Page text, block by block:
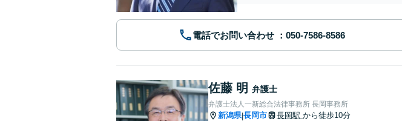
電話でお問い合わせ
佐藤 明 弁護士
弁護士法人一新総合法律事務所 長岡事務所
新潟県|長岡市 長岡駅 から徒歩10分